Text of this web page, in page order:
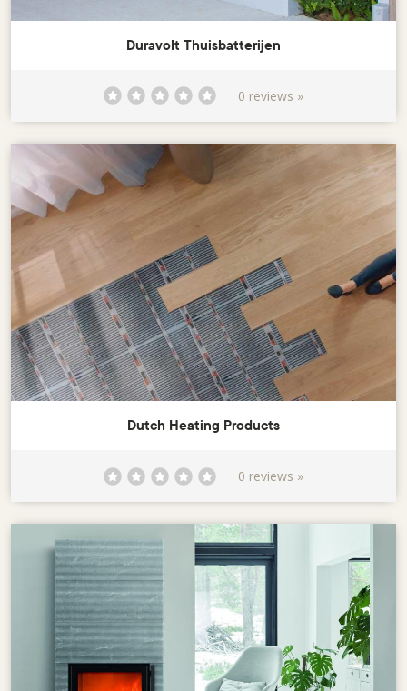
Duravolt Thuisbatterijen
0 reviews »
Dutch Heating Products
0 reviews »